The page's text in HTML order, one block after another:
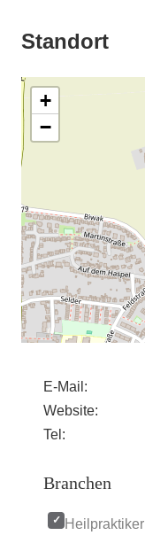
Standort
+
−
E-Mail:
Website:
Tel:
Branchen
Heilpraktiker